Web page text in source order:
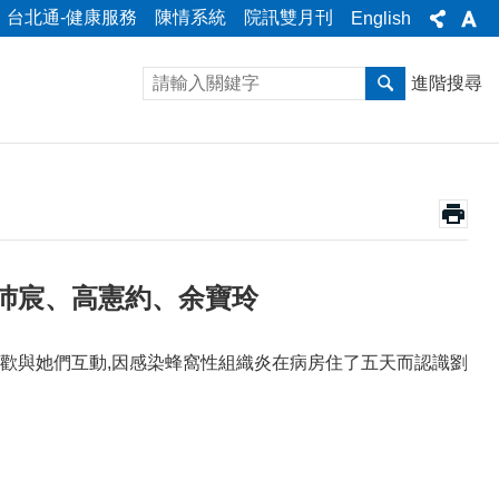
台北通-健康服務 陳情系統 院訊雙月刊 English
進階搜尋
宸、高憲約、余寶玲
與她們互動,因感染蜂窩性組織炎在病房住了五天而認識劉